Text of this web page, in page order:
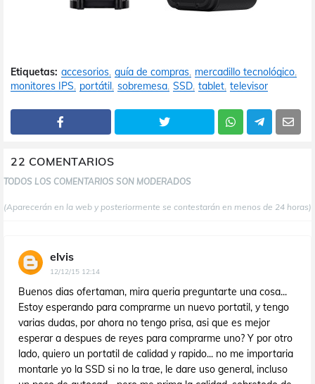
Etiquetas: accesorios guía de compras mercadillo tecnológico
monitores IPS portátil sobremesa SSD tablet televisor
22 COMENTARIOS
TODOS LOS COMENTARIOS SON MODERADOS
(Aparecerán en la web y posteriormente se contestarán en menos de 24 horas)
elvis
12/12/15 12:14
Buenos dias ofertaman, mira queria preguntarte una cosa...
Estoy esperando para comprarme un nuevo portatil, y tengo
varias dudas, por ahora no tengo prisa, asi que es mejor
esperar a despues de reyes para comprarme uno? Y por otro
lado, quiero un portatil de calidad y rapido... no me importaria
montarle yo la SSD si no la trae, le dare uso general, incluso